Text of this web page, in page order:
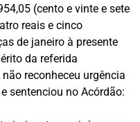
(cento e vinte e sete
reais e cinco
de janeiro à presente
da referida
reconheceu urgência
sentenciou no Acórdão: